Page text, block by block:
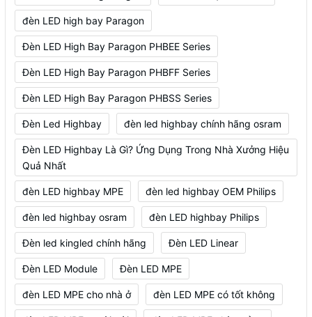
đèn LED high bay Paragon
Đèn LED High Bay Paragon PHBEE Series
Đèn LED High Bay Paragon PHBFF Series
Đèn LED High Bay Paragon PHBSS Series
Đèn Led Highbay đèn led highbay chính hãng osram
Đèn LED Highbay Là Gì? Ứng Dụng Trong Nhà Xưởng Hiệu
Quả Nhất
đèn LED highbay MPE đèn led highbay OEM Philips
đèn led highbay osram đèn LED highbay Philips
Đèn led kingled chính hãng Đèn LED Linear
Đèn LED Module Đèn LED MPE
đèn LED MPE cho nhà ở đèn LED MPE có tốt không